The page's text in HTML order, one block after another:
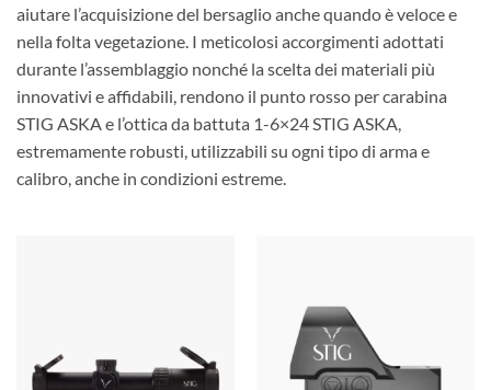
aiutare l’acquisizione del bersaglio anche quando è veloce e
nella folta vegetazione. I meticolosi accorgimenti adottati
durante l’assemblaggio nonché la scelta dei materiali più
innovativi e affidabili, rendono il punto rosso per carabina
STIG ASKA e l’ottica da battuta 1-6×24 STIG ASKA,
estremamente robusti, utilizzabili su ogni tipo di arma e
calibro, anche in condizioni estreme.